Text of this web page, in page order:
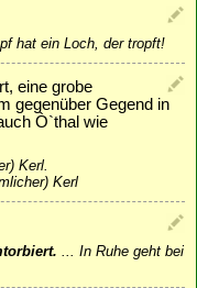
hat ein Loch, der tropft!
eine grobe
gegenüber Gegend in
Ò`thal wie
Kerl.
Kerl
... In Ruhe geht bei